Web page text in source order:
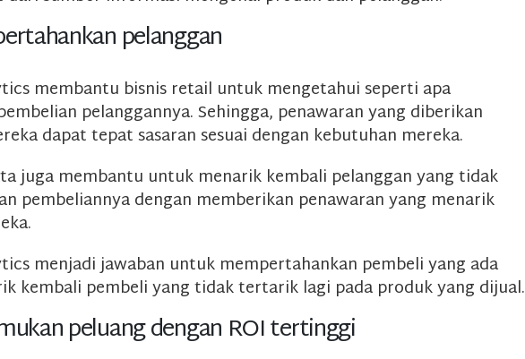
pelanggan
membantu bisnis retail untuk mengetahui seperti apa
pelanggannya. Sehingga, penawaran yang diberikan
dapat tepat sasaran sesuai dengan kebutuhan mereka.
juga membantu untuk menarik kembali pelanggan yang tidak
pembeliannya dengan memberikan penawaran yang menarik
menjadi jawaban untuk mempertahankan pembeli yang ada
kembali pembeli yang tidak tertarik lagi pada produk yang dijual.
peluang dengan ROI tertinggi